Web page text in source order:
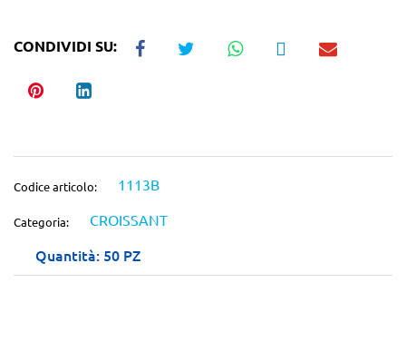
CONDIVIDI SU:
Codice articolo: 1113B
Categoria: CROISSANT
Quantità: 50 PZ